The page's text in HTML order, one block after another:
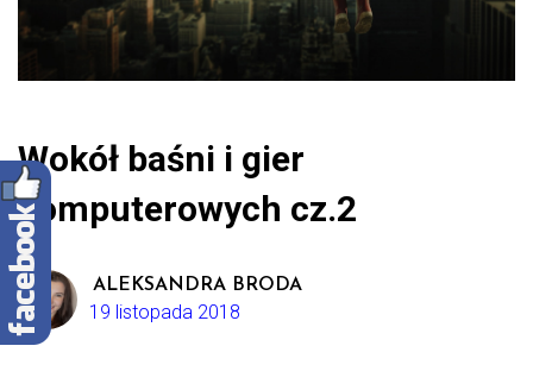
Wokół baśni i gier
komputerowych cz.2
ALEKSANDRA BRODA
19 listopada 2018